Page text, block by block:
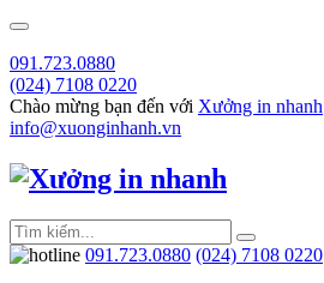
091.723.0880
(024) 7108 0220
Chào mừng bạn đến với Xưởng in nhanh
info@xuonginhanh.vn
091.723.0880 (024) 7108 0220